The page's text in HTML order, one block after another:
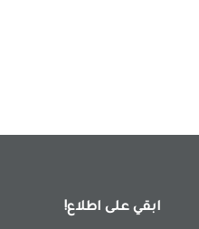
ابقي على اطلاع!